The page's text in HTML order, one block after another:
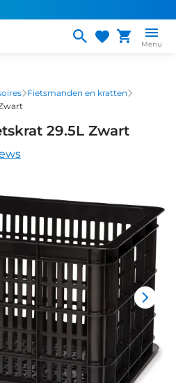
Menu
Fietsmanden en kratten
29.5L Zwart